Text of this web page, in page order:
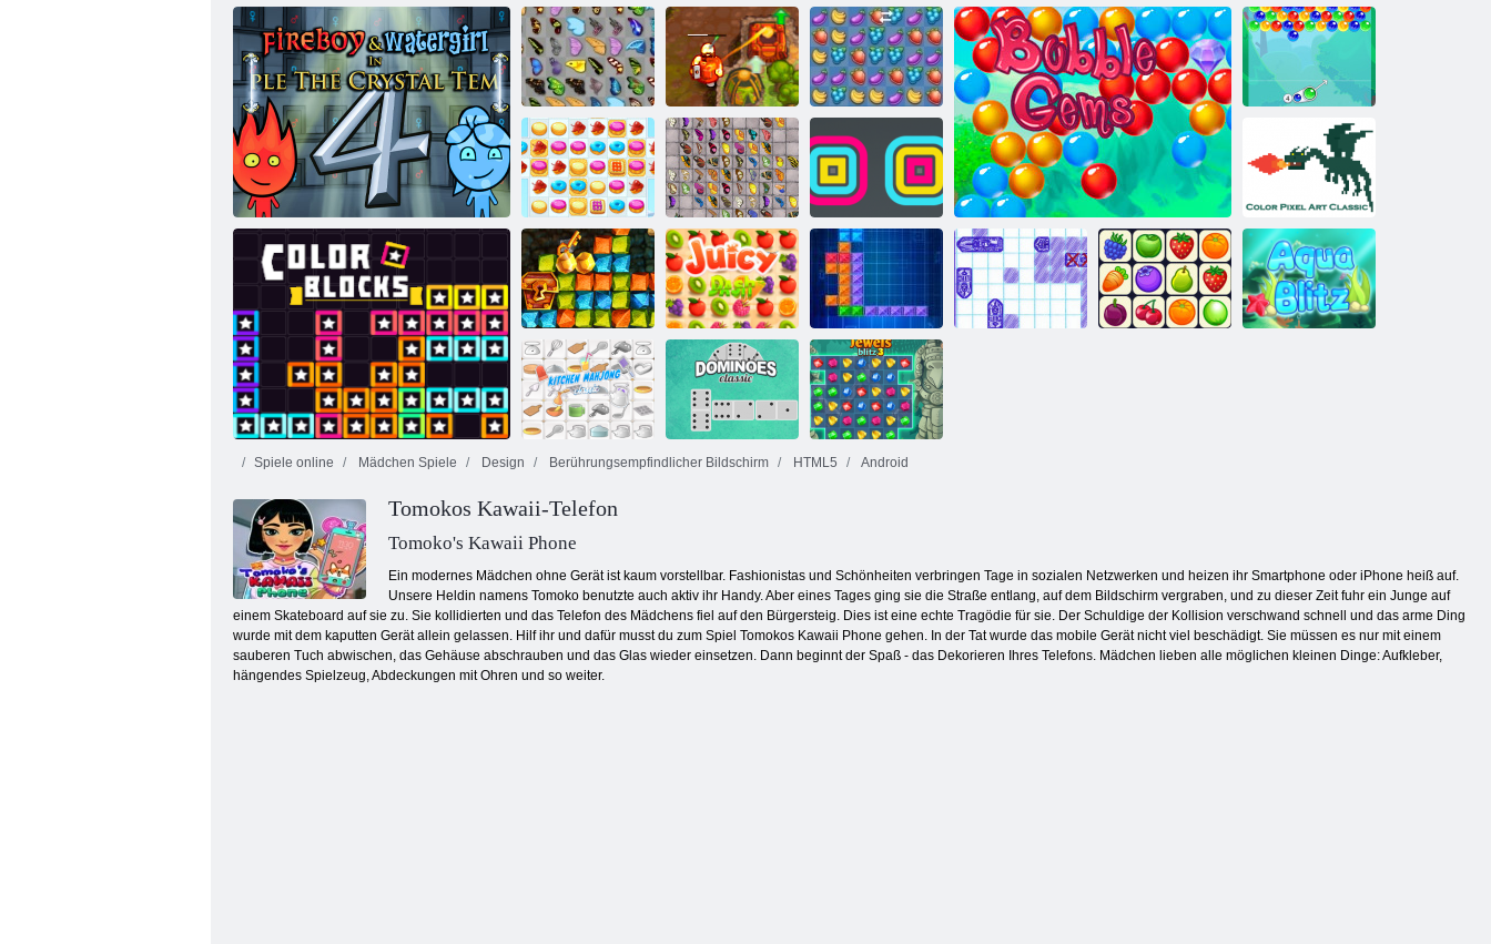
Feuer und Wasser 4: Kristalltempel
Schmetterlings
Kyodai
Verfluchter
Schatz 2
Fruita Crush Bubble Charms
Cookie Crush 2
Schmetterlings
Kyodai HD
Farbblöcke
Square Stapler
Color Pixel Art
Classic Classic
Goldrausch
Spiel
Armaturenbrett
Ten Trix
Küche Mahjong
Spiele online Mädchen Spiele Design Berührungsempfindlicher Bildschirm HTML5 Android
Tomokos Kawaii-Telefon
Tomoko's Kawaii Phone
Ein modernes Mädchen ohne Gerät ist kaum vorstellbar. Fashionistas und Schönheiten verbringen Tage in sozialen Netzwerken und heizen ihr Smartphone oder iPhone heiß auf.
Unsere Heldin namens Tomoko benutzte auch aktiv ihr Handy. Aber eines Tages ging sie die Straße entlang, auf dem Bildschirm vergraben, und zu dieser Zeit fuhr ein Junge auf
einem Skateboard auf sie zu. Sie kollidierten und das Telefon des Mädchens fiel auf den Bürgersteig. Dies ist eine echte Tragödie für sie. Der Schuldige der Kollision verschwand schnell und das arme Ding
wurde mit dem kaputten Gerät allein gelassen. Hilf ihr und dafür musst du zum Spiel Tomokos Kawaii Phone gehen. In der Tat wurde das mobile Gerät nicht viel beschädigt. Sie müssen es nur mit einem
sauberen Tuch abwischen, das Gehäuse abschrauben und das Glas wieder einsetzen. Dann beginnt der Spaß - das Dekorieren Ihres Telefons. Mädchen lieben alle möglichen kleinen Dinge: Aufkleber,
hängendes Spielzeug, Abdeckungen mit Ohren und so weiter.